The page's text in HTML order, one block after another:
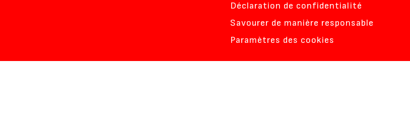
Déclaration de confidentialité
Savourer de manière responsable
Paramètres des cookies